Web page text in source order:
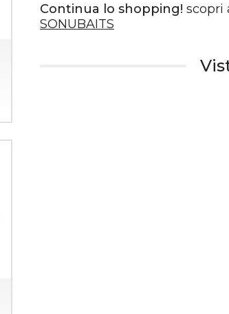
Continua lo shopping! scopri
SONUBAITS